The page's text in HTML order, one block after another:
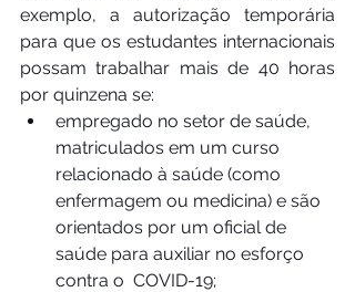
exemplo, a autorização temporária
para que os estudantes internacionais
possam trabalhar mais de 40 horas
por quinzena se:
empregado no setor de saúde,
matriculados em um curso
relacionado à saúde (como
enfermagem ou medicina) e são
orientados por um oficial de
saúde para auxiliar no esforço
contra o  COVID-19;